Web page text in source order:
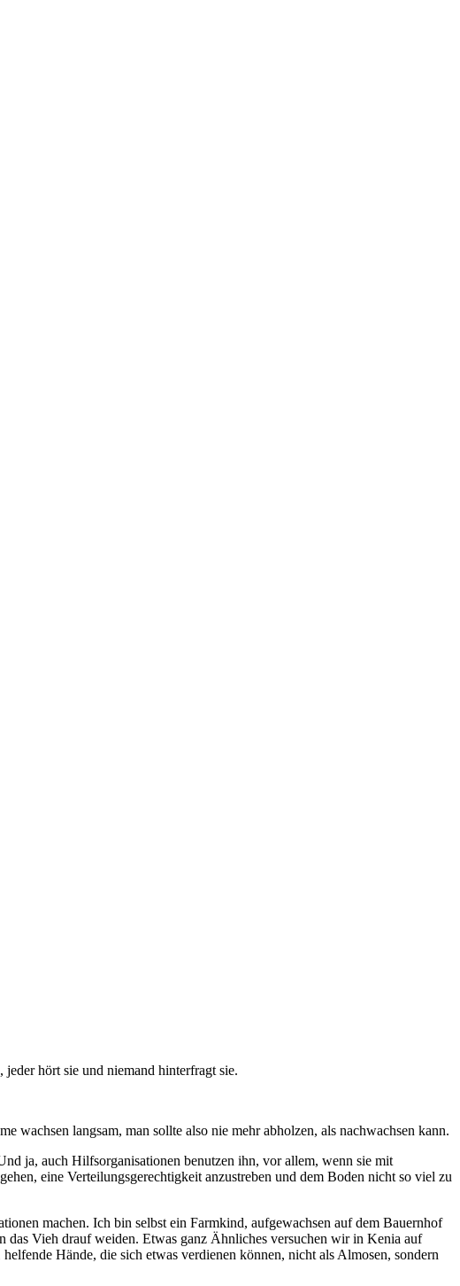
hört sie und niemand hinterfragt sie.
wachsen langsam, man sollte also nie mehr abholzen, als nachwachsen kann.
ja, auch Hilfsorganisationen benutzen ihn, vor allem, wenn sie mit
eine Verteilungsgerechtigkeit anzustreben und dem Boden nicht so viel zu
machen. Ich bin selbst ein Farmkind, aufgewachsen auf dem Bauernhof
das Vieh drauf weiden. Etwas ganz Ähnliches versuchen wir in Kenia auf
Hände, die sich etwas verdienen können, nicht als Almosen, sondern